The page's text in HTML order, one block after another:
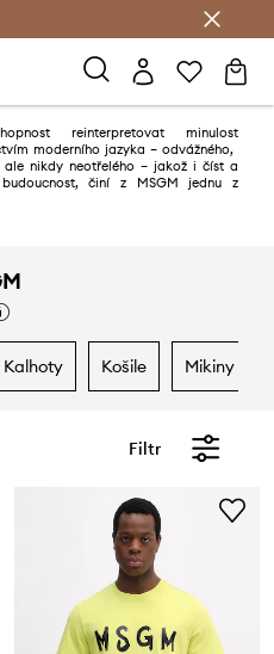
reinterpretovat minulost
moderního jazyka – odvážného,
ale nikdy neotřelého – jakož i číst a
činí z MSGM jednu z
kalhoty košile mikiny
Filtr